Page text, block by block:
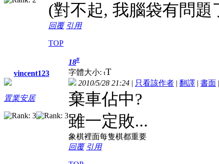
(對不起, 我腦袋有問題
回覆 引用
TOP
vincent123
置業安居
18#
字體大小: tT
2010/5/28 21:24 | 只看該作者 | 翻譯 | 書面
棄車佔中?
雖一定敗...
象棋裡面每隻棋都重要
回覆 引用